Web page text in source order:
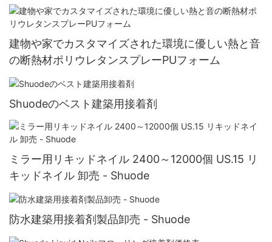
建物や家でカスタマイズされた環境に優しい熱と音
の断熱材ポリウレタンスプレーPUフォーム
Shuodeのベスト建築用接着剤
ミラー用リキッドネイル 2400～12000個 US.15 リ
キッドネイル 卸売 - Shuode
防水建築用接着剤製品卸売 - Shuode